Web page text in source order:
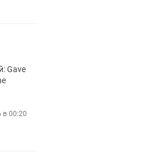
Gave
в 00:20